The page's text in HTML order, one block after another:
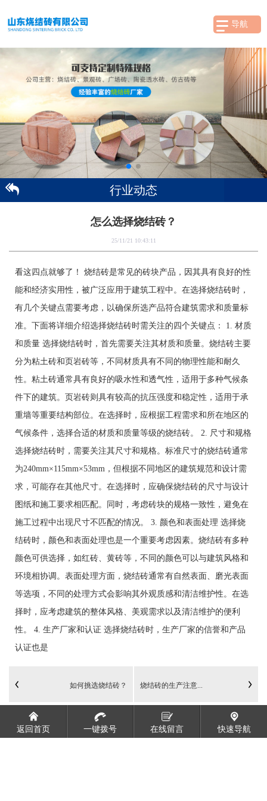
导航
行业动态
怎么选择烧结砖？
25/11/21 10:43:11
看这四点就够了！ 烧结砖是常见的砖块产品，因其具有良好的性
能和经济实用性，被广泛应用于建筑工程中。在选择烧结砖时，
有几个关键点需要考虑，以确保所选产品符合建筑需求和质量标
准。下面将详细介绍选择烧结砖时需关注的四个关键点： 1. 材质
和质量 选择烧结砖时，首先需要关注其材质和质量。烧结砖主要
分为粘土砖和页岩砖等，不同材质具有不同的物理性能和耐久
性。粘土砖通常具有良好的吸水性和透气性，适用于多种气候条
件下的建筑。页岩砖则具有较高的抗压强度和稳定性，适用于承
重墙等重要结构部位。在选择时，应根据工程需求和所在地区的
气候条件，选择合适的材质和质量等级的烧结砖。 2. 尺寸和规格
选择烧结砖时，需要关注其尺寸和规格。标准尺寸的烧结砖通常
为240mm×115mm×53mm，但根据不同地区的建筑规范和设计需
求，可能存在其他尺寸。在选择时，应确保烧结砖的尺寸与设计
图纸和施工要求相匹配。同时，考虑砖块的规格一致性，避免在
施工过程中出现尺寸不匹配的情况。 3. 颜色和表面处理 选择烧
结砖时，颜色和表面处理也是一个重要考虑因素。烧结砖有多种
颜色可供选择，如红砖、黄砖等，不同的颜色可以与建筑风格和
环境相协调。表面处理方面，烧结砖通常有自然表面、磨光表面
等选项，不同的处理方式会影响其外观质感和清洁维护性。在选
择时，应考虑建筑的整体风格、美观需求以及清洁维护的便利
性。 4. 生产厂家和认证 选择烧结砖时，生产厂家的信誉和产品
认证也是
如何挑选烧结砖？ 烧结砖的生产注意...
返回首页 一键拨号 在线留言 快速导航